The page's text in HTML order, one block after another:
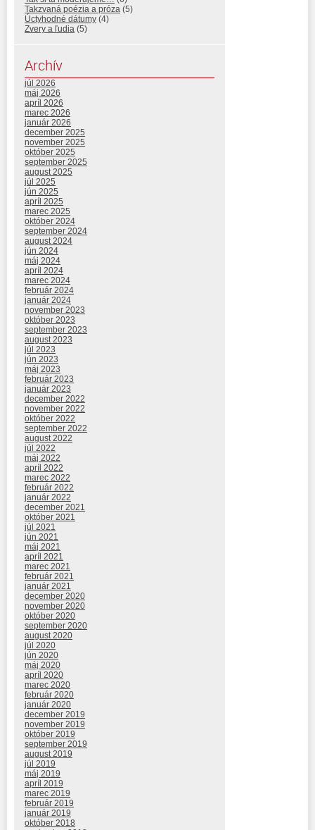
Takzvaná poézia a próza (5)
Úctyhodné dátumy (4)
Zvery a ľudia (5)
Archív
júl 2026
máj 2026
apríl 2026
marec 2026
január 2026
december 2025
november 2025
október 2025
september 2025
august 2025
júl 2025
jún 2025
apríl 2025
marec 2025
október 2024
september 2024
august 2024
jún 2024
máj 2024
apríl 2024
marec 2024
február 2024
január 2024
november 2023
október 2023
september 2023
august 2023
júl 2023
jún 2023
máj 2023
február 2023
január 2023
december 2022
november 2022
október 2022
september 2022
august 2022
júl 2022
máj 2022
apríl 2022
marec 2022
február 2022
január 2022
december 2021
október 2021
júl 2021
jún 2021
máj 2021
apríl 2021
marec 2021
február 2021
január 2021
december 2020
november 2020
október 2020
september 2020
august 2020
júl 2020
jún 2020
máj 2020
apríl 2020
marec 2020
február 2020
január 2020
december 2019
november 2019
október 2019
september 2019
august 2019
júl 2019
máj 2019
apríl 2019
marec 2019
február 2019
január 2019
október 2018